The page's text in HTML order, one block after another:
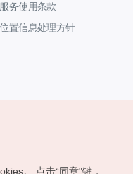
务使用条款
置信息处理方针
。 点击“同意"键，